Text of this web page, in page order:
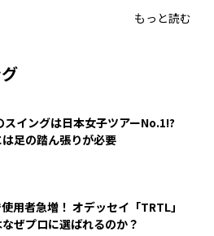
もっと読む
スイングは日本女子ツアーNo.1!?
足の踏ん張りが必要
用者急増！ オデッセイ「TRTL」
ぜプロに選ばれるのか？